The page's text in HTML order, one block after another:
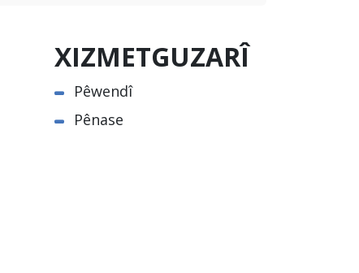
XIZMETGUZARÎ
Pêwendî
Pênase